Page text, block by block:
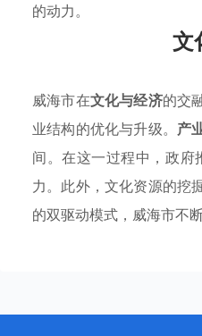
的动力。
文
威海市在文化与经济的交
业结构的优化与升级。 产
间。在这一过程中，政府
力。此外，文化资源的挖
的双驱动模式，威海市不